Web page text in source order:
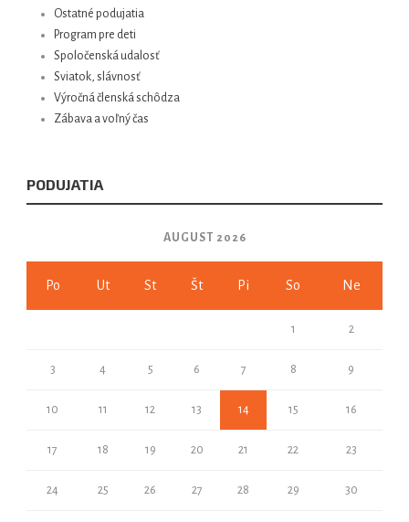
Ostatné podujatia
Program pre deti
Spoločenská udalosť
Sviatok, slávnosť
Výročná členská schôdza
Zábava a voľný čas
PODUJATIA
AUGUST 2026
Po Ut St Št Pi So Ne
1 2
3 4 5 6 7 8 9
10 11 12 13 14 15 16
17 18 19 20 21 22 23
24 25 26 27 28 29 30